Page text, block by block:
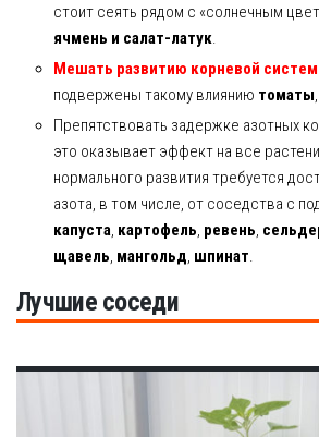
стоит сеять рядом с «солнечным
ячмень и салат-латук.
Мешать развитию корневой
подвержены такому влиянию томаты,
Препятствовать задержке азотных
это оказывает эффект на все
нормального развития требуется
азота, в том числе, от соседства с
капуста картофель ревень
щавель мангольд шпинат
Лучшие соседи